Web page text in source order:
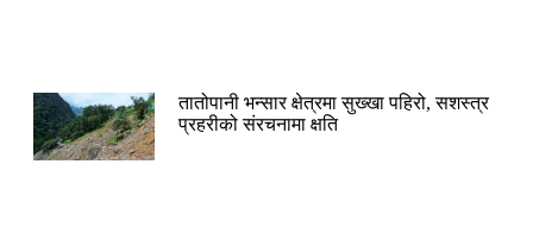
तातोपानी भन्सार क्षेत्रमा सुख्खा पहिरो, सशस्त्र
प्रहरीको संरचनामा क्षति